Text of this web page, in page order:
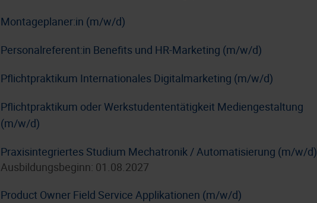
Montageplaner:in (m/w/d)
Personalreferent:in Benefits und HR-Marketing (m/w/d)
Pflichtpraktikum Internationales Digitalmarketing (m/w/d)
Pflichtpraktikum oder Werkstudententätigkeit Mediengestaltung
(m/w/d)
Praxisintegriertes Studium Mechatronik / Automatisierung (m/w/d)
Ausbildungsbeginn: 01.08.2027
Product Owner Field Service Applikationen (m/w/d)